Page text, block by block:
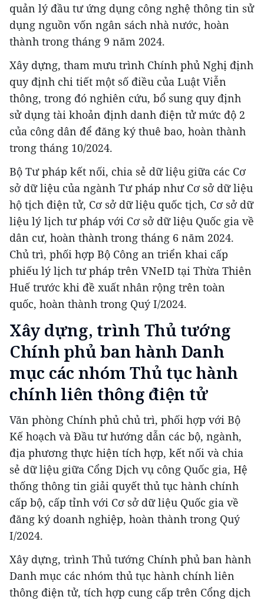
quản lý đầu tư ứng dụng công nghệ thông tin sử
dụng nguồn vốn ngân sách nhà nước, hoàn
thành trong tháng 9 năm 2024.
Xây dựng, tham mưu trình Chính phủ Nghị định
quy định chi tiết một số điều của Luật Viễn
thông, trong đó nghiên cứu, bổ sung quy định
sử dụng tài khoản định danh điện tử mức độ 2
của công dân để đăng ký thuê bao, hoàn thành
trong tháng 10/2024.
Bộ Tư pháp kết nối, chia sẻ dữ liệu giữa các Cơ
sở dữ liệu của ngành Tư pháp như Cơ sở dữ liệu
hộ tịch điện tử, Cơ sở dữ liệu quốc tịch, Cơ sở dữ
liệu lý lịch tư pháp với Cơ sở dữ liệu Quốc gia về
dân cư, hoàn thành trong tháng 6 năm 2024.
Chủ trì, phối hợp Bộ Công an triển khai cấp
phiếu lý lịch tư pháp trên VNeID tại Thừa Thiên
Huế trước khi đề xuất nhân rộng trên toàn
quốc, hoàn thành trong Quý I/2024.
Xây dựng, trình Thủ tướng
Chính phủ ban hành Danh
mục các nhóm Thủ tục hành
chính liên thông điện tử
Văn phòng Chính phủ chủ trì, phối hợp với Bộ
Kế hoạch và Đầu tư hướng dẫn các bộ, ngành,
địa phương thực hiện tích hợp, kết nối và chia
sẻ dữ liệu giữa Cổng Dịch vụ công Quốc gia, Hệ
thống thông tin giải quyết thủ tục hành chính
cấp bộ, cấp tỉnh với Cơ sở dữ liệu Quốc gia về
đăng ký doanh nghiệp, hoàn thành trong Quý
I/2024.
Xây dựng, trình Thủ tướng Chính phủ ban hành
Danh mục các nhóm thủ tục hành chính liên
thông điện tử, tích hợp cung cấp trên Cổng dịch